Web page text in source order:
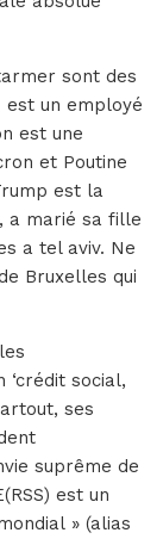
sont des
est un employé
est une
et Poutine
est la
a marié sa fille
a tel aviv. Ne
Bruxelles qui
social,
ses
suprême de
est un
» (alias